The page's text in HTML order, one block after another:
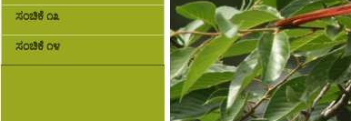
ಸಂಚಿಕೆ ೧೩
ಸಂಚಿಕೆ ೧೪